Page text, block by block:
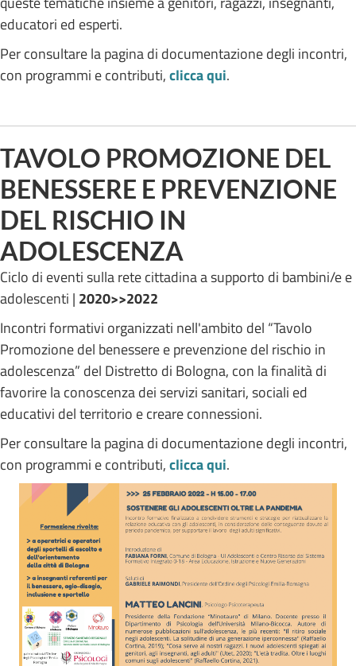
educatori ed esperti.
Per consultare la pagina di documentazione degli incontri,
con programmi e contributi,clicca qui.
TAVOLO PROMOZIONE DEL
BENESSERE E PREVENZIONE
DEL RISCHIO IN
ADOLESCENZA
Ciclo di eventi sulla rete cittadina a supporto di bambini/e e
adolescenti | 2020>>2022
Incontri formativi organizzati nell'ambito del “Tavolo
Promozione del benessere e prevenzione del rischio in
adolescenza” del Distretto di Bologna, con la finalità di
favorire la conoscenza dei servizi sanitari, sociali ed
educativi del territorio e creare connessioni.
Per consultare la pagina di documentazione degli incontri,
con programmi e contributi,clicca qui.